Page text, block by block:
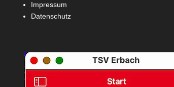
Impressum
Datenschutz